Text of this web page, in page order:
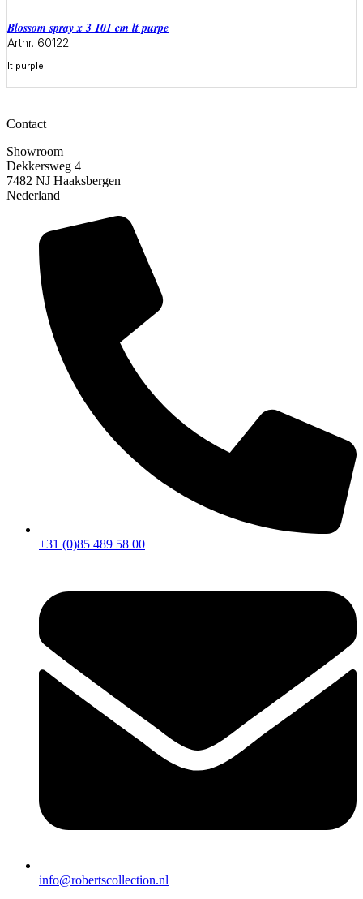
blossom spray x 3 101 cm lt purpe
Artnr. 60122
lt purple
Meer informatie
Contact
Showroom
Dekkersweg 4
7482 NJ Haaksbergen
Nederland
+31 (0)85 489 58 00
info@robertscollection.nl